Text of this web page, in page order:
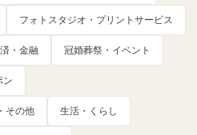
フォトスタジオ・プリントサービス
・金融 冠婚葬祭・イベント
ン
その他 生活・くらし